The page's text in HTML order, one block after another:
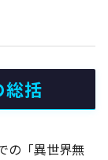
総括
の「異世界無